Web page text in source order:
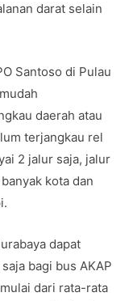
darat selain
Santoso di Pulau
daerah atau
terjangkau rel
2 jalur saja, jalur
kota dan
dapat
bagi bus AKAP
dari rata-rata